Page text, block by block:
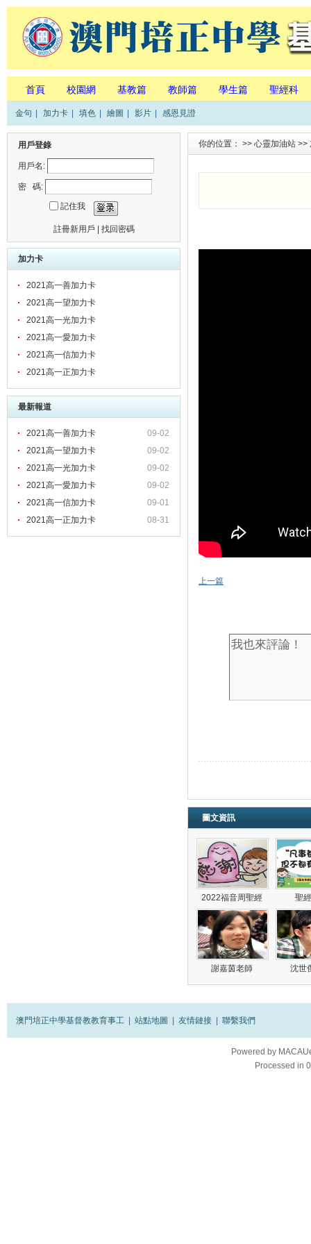
首頁 校園網 基教篇 教師篇 學生篇 聖經科
金句 加力卡 填色 繪圖 影片 感恩見證
用戶登錄
用戶名:
密 碼:
記住我
註冊新用戶 找回密碼
加力卡
2021高一善加力卡
2021高一望加力卡
2021高一光加力卡
2021高一愛加力卡
2021高一信加力卡
2021高一正加力卡
最新報道
09-02
2021高一善加力卡
09-02
2021高一望加力卡
09-02
2021高一光加力卡
09-02
2021高一愛加力卡
09-01
2021高一信加力卡
08-31
2021高一正加力卡
你的位置： >> 心靈加油站 >>
上一篇
圖文資訊
2022福音周聖經 聖
謝嘉茵老師 沈世
澳門培正中學基督教教育事工 站點地圖 友情鏈接 聯繫我們
Powered by
Processed in